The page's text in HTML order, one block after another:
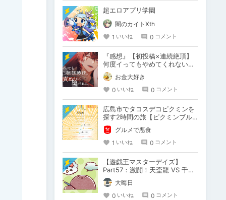
超エロアプリ学園
闇のカイトXth
1 いいね 0 コメント
『感想』【初投稿×連続絶頂】
何度イってもやめてくれない嫉
妬彼氏に激責めされて堕とされ
る。お金大好き
0 いいね 0 コメント
広島市でタコスデコピクミンを
探す2時間の旅【ピクミンブル
ーム / Pikmin Bloom】
グルメで悪食
1 いいね 0 コメント
【遊戯王マスターデイズ】
Part57：激闘！天盃龍 VS 千年
D【架空デュエル】
大晦日
0 いいね 0 コメント